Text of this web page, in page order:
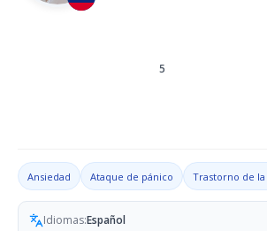
de liderazgo Depresión
5
Ansiedad Ataque de pánico Trastorno de la
Idiomas:Español